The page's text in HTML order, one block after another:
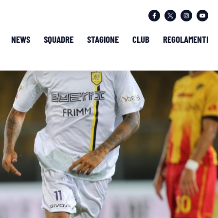
NEWS SQUADRE STAGIONE CLUB REGOLAMENTI